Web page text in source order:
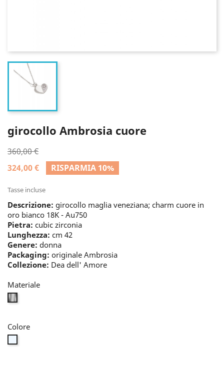
girocollo Ambrosia cuore
360,00 €
324,00 €
RISPARMIA 10%
Tasse incluse
Descrizione: girocollo maglia veneziana; charm cuore in
oro bianco 18K - Au750
Pietra: cubic zirconia
Lunghezza: cm 42
Genere: donna
Packaging: originale Ambrosia
Collezione: Dea dell' Amore
Materiale
bianco
Colore